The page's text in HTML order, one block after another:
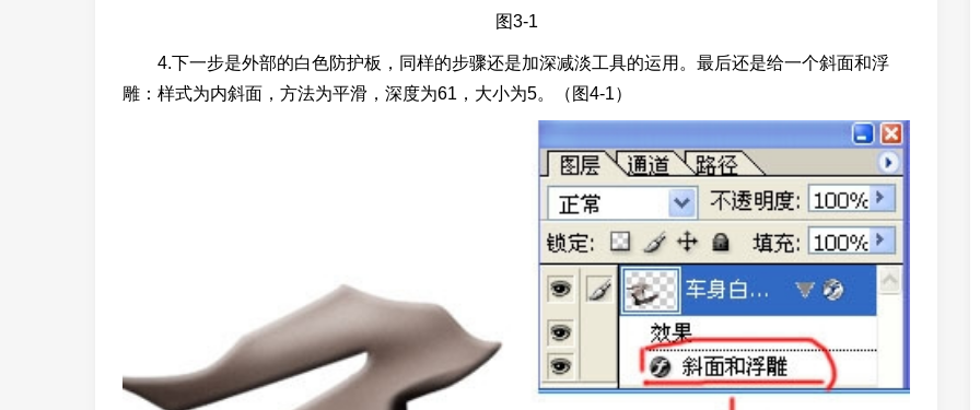
图3-1
4.下一步是外部的白色防护板，同样的步骤还是加深减淡工具的运用。最后还是给一个斜面和浮
雕：样式为内斜面，方法为平滑，深度为61，大小为5。（图4-1）